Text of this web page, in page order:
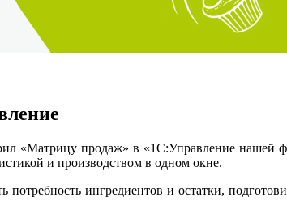
«Матрицу продаж» в «1С:Управление
и производством в одном окне.
ингредиентов и остатки,